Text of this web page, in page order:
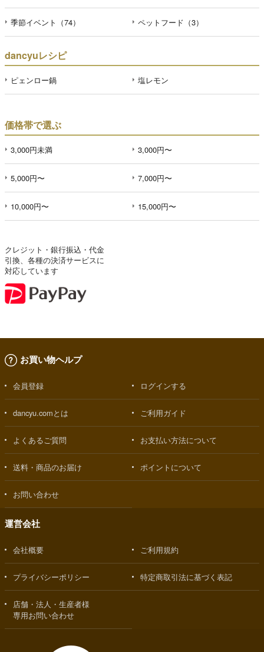
季節イベント（74） ペットフード（3）
dancyuレシピ
ピェンロー鍋 塩レモン
価格帯で選ぶ
3,000円未満 3,000円〜
5,000円〜 7,000円〜
10,000円〜 15,000円〜
クレジット・銀行振込・代金
引換、各種の決済サービスに
対応しています
お買い物ヘルプ
会員登録 ログインする
dancyu.comとは ご利用ガイド
よくあるご質問 お支払い方法について
送料・商品のお届け ポイントについて
お問い合わせ
運営会社
会社概要 ご利用規約
プライバシーポリシー 特定商取引法に基づく表記
店舗・法人・生産者様
専用お問い合わせ